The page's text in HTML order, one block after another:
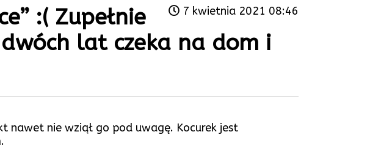
7 kwietnia 2021 08:46
:( Zupełnie
lat czeka na dom i
nawet nie wziął go pod uwagę. Kocurek jest